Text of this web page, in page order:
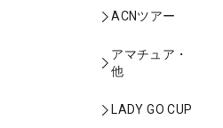
ACNツアー
アマチュア・
他
LADY GO CUP